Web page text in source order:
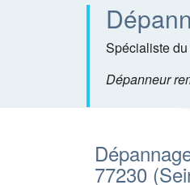
Spécialiste
Dépanneur
77230